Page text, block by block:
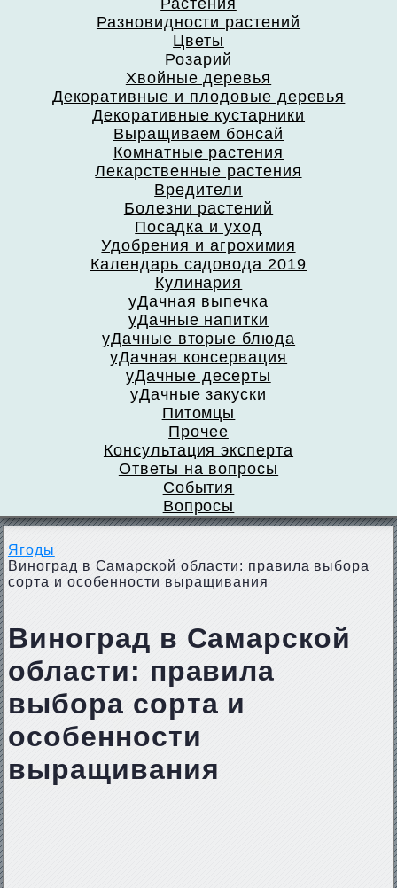
Растения
Разновидности растений
Цветы
Розарий
Хвойные деревья
Декоративные и плодовые деревья
Декоративные кустарники
Выращиваем бонсай
Комнатные растения
Лекарственные растения
Вредители
Болезни растений
Посадка и уход
Удобрения и агрохимия
Календарь садовода 2019
Кулинария
уДачная выпечка
уДачные напитки
уДачные вторые блюда
уДачная консервация
уДачные десерты
уДачные закуски
Питомцы
Прочее
Консультация эксперта
Ответы на вопросы
События
Вопросы
Ягоды
Виноград в Самарской области: правила выбора
сорта и особенности выращивания
Виноград в Самарской
области: правила
выбора сорта и
особенности
выращивания